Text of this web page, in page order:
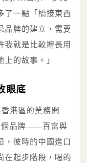
了一點「橋接東西
品牌的建立，需要
我就是比較擅長用
的故事。」
眼底
港區的業務開
個品牌——百富與
彼時的中國進口
在起步階段，喝的